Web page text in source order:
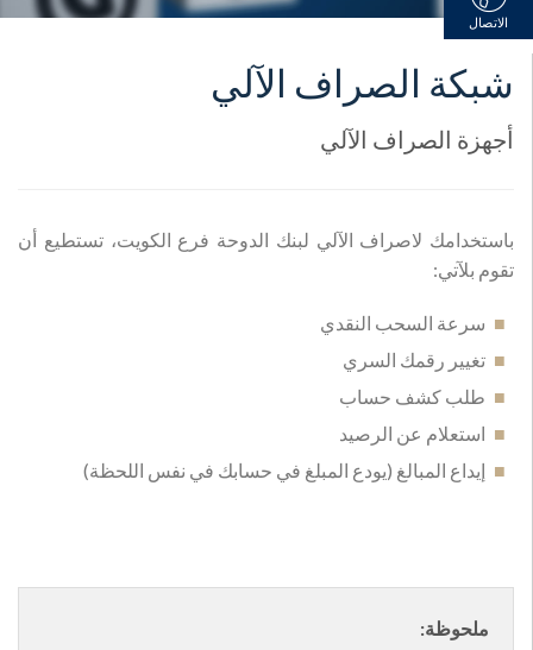
شبكة الصراف الآلي
أجهزة الصراف الآلي
باستخدامك لاصراف الآلي لبنك الدوحة فرع الكويت، تستطيع أن
تقوم بلآتي:
سرعة السحب النقدي
تغيير رقمك السري
طلب كشف حساب
استعلام عن الرصيد
إيداع المبالغ (يودع المبلغ في حسابك في نفس اللحظة)
ملحوظة:
الاتصال